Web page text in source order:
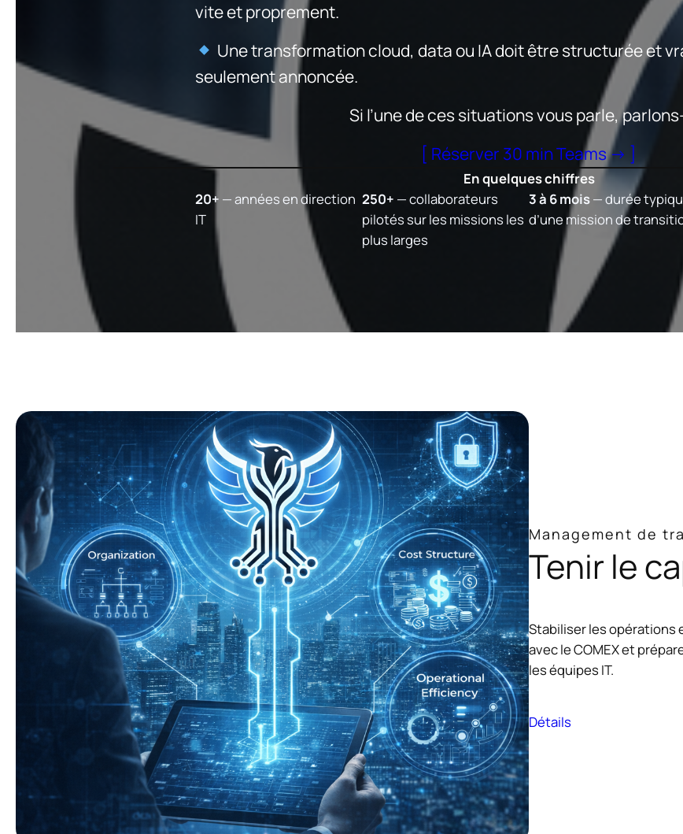
vite et proprement.
Une transformation cloud, data ou IA doit être structurée et
seulement annoncée.
Si l’une de ces situations vous parle,
[ Réserver 30 min Teams → ]
En quelques chiffres
20+ — années en direction
IT
250+ — collaborateurs
pilotés sur les missions les
plus larges
3 à 6 mois— durée
d’une mission de
Management de
Tenir le
Stabiliser les opérations
avec le COMEX et
les équipes IT.
Détails